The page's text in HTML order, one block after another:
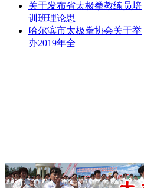
关于发布省太极拳教练员培
训班理论思
哈尔滨市太极拳协会关于举
办2019年全